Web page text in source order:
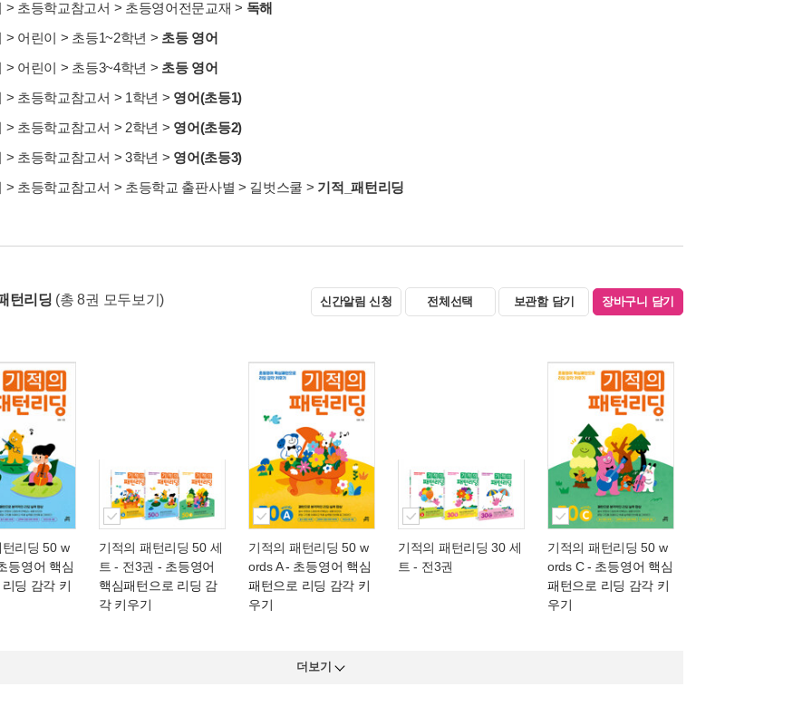
> 초등학교참고서 > 초등영어전문교재 > 독해
> 어린이 > 초등1~2학년 > 초등 영어
> 어린이 > 초등3~4학년 > 초등 영어
> 초등학교참고서 > 1학년 > 영어(초등1)
> 초등학교참고서 > 2학년 > 영어(초등2)
> 초등학교참고서 > 3학년 > 영어(초등3)
> 초등학교참고서 > 초등학교 출판사별 > 길벗스쿨 > 기적_패턴리딩
턴리딩 (총 8권 모두보기) 신간알림 신청 전체선택 보관함 담기 장바구니 담기
리딩 50 w
등영어 핵심
딩 감각 키
기적의 패턴리딩 50 세
트 - 전3권 - 초등영어
핵심패턴으로 리딩 감
각 키우기
기적의 패턴리딩 50 w
ords A- 초등영어 핵심
패턴으로 리딩 감각 키
우기
기적의 패턴리딩 30 세
트 - 전3권
기적의 패턴리딩 50 w
ords C- 초등영어 핵심
패턴으로 리딩 감각 키
우기
더보기